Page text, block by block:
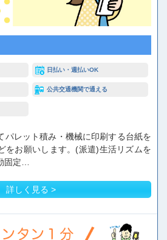
日払い・週払いOK
公共交通機関で通える
パレット積み・機械に印刷する台紙を
をお願いします。(派遣)生活リズムを
固定…
詳しく見る >